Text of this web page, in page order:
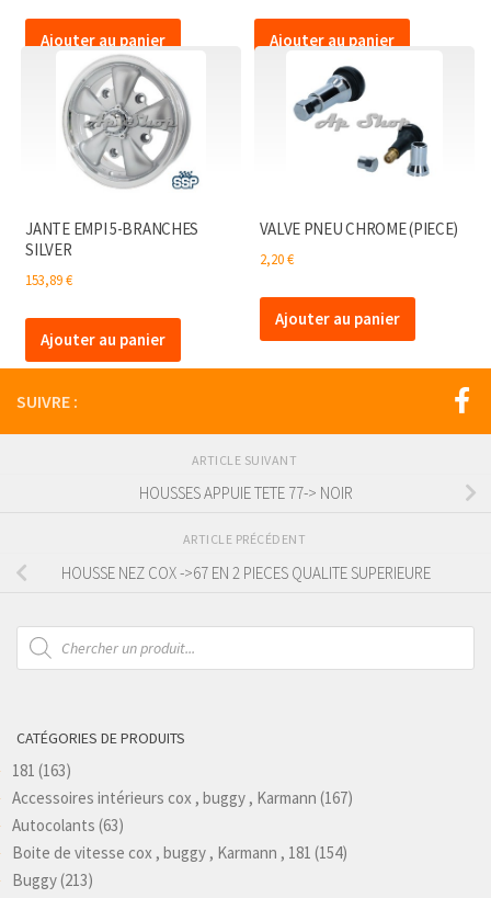
Ajouter au panier Ajouter au panier
JANTE EMPI 5-BRANCHES
SILVER
153,89€
Ajouter au panier
VALVE PNEU CHROME (PIECE)
2,20€
Ajouter au panier
SUIVRE :
ARTICLE SUIVANT
HOUSSES APPUIE TETE 77-> NOIR
ARTICLE PRÉCÉDENT
HOUSSE NEZ COX ->67 EN 2 PIECES QUALITE SUPERIEURE
Recherche
de
produits
CATÉGORIES DE PRODUITS
181 (163)
Accessoires intérieurs cox , buggy , Karmann (167)
Autocolants (63)
Boite de vitesse cox , buggy , Karmann , 181 (154)
Buggy(213)